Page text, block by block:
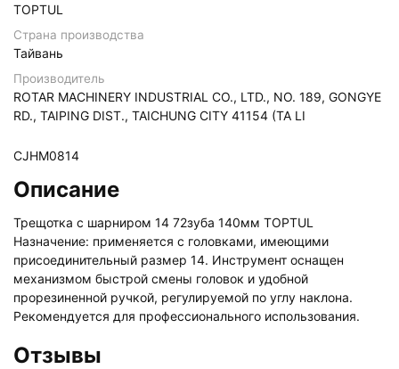
TOPTUL
Страна производства
Тайвань
Производитель
ROTAR MACHINERY INDUSTRIAL CO., LTD., NO. 189, GONGYE
RD., TAIPING DIST., TAICHUNG CITY 41154 (TA LI
CJHM0814
Описание
Трещотка с шарниром 14 72зуба 140мм TOPTUL
Назначение: применяется с головками, имеющими
присоединительный размер 14. Инструмент оснащен
механизмом быстрой смены головок и удобной
прорезиненной ручкой, регулируемой по углу наклона.
Рекомендуется для профессионального использования.
Отзывы